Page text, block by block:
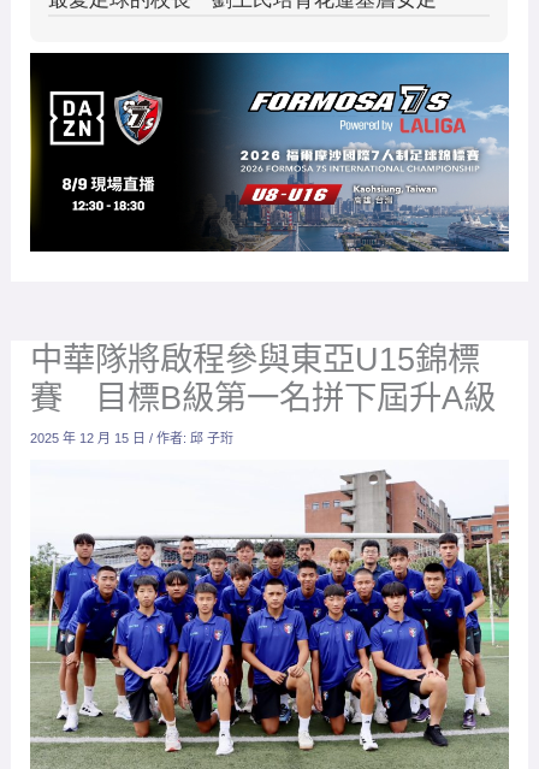
中華隊將啟程參與東亞U15錦標
賽 目標B級第一名拼下屆升A級
2025 年 12 月 15 日/ 作者: 邱 子珩